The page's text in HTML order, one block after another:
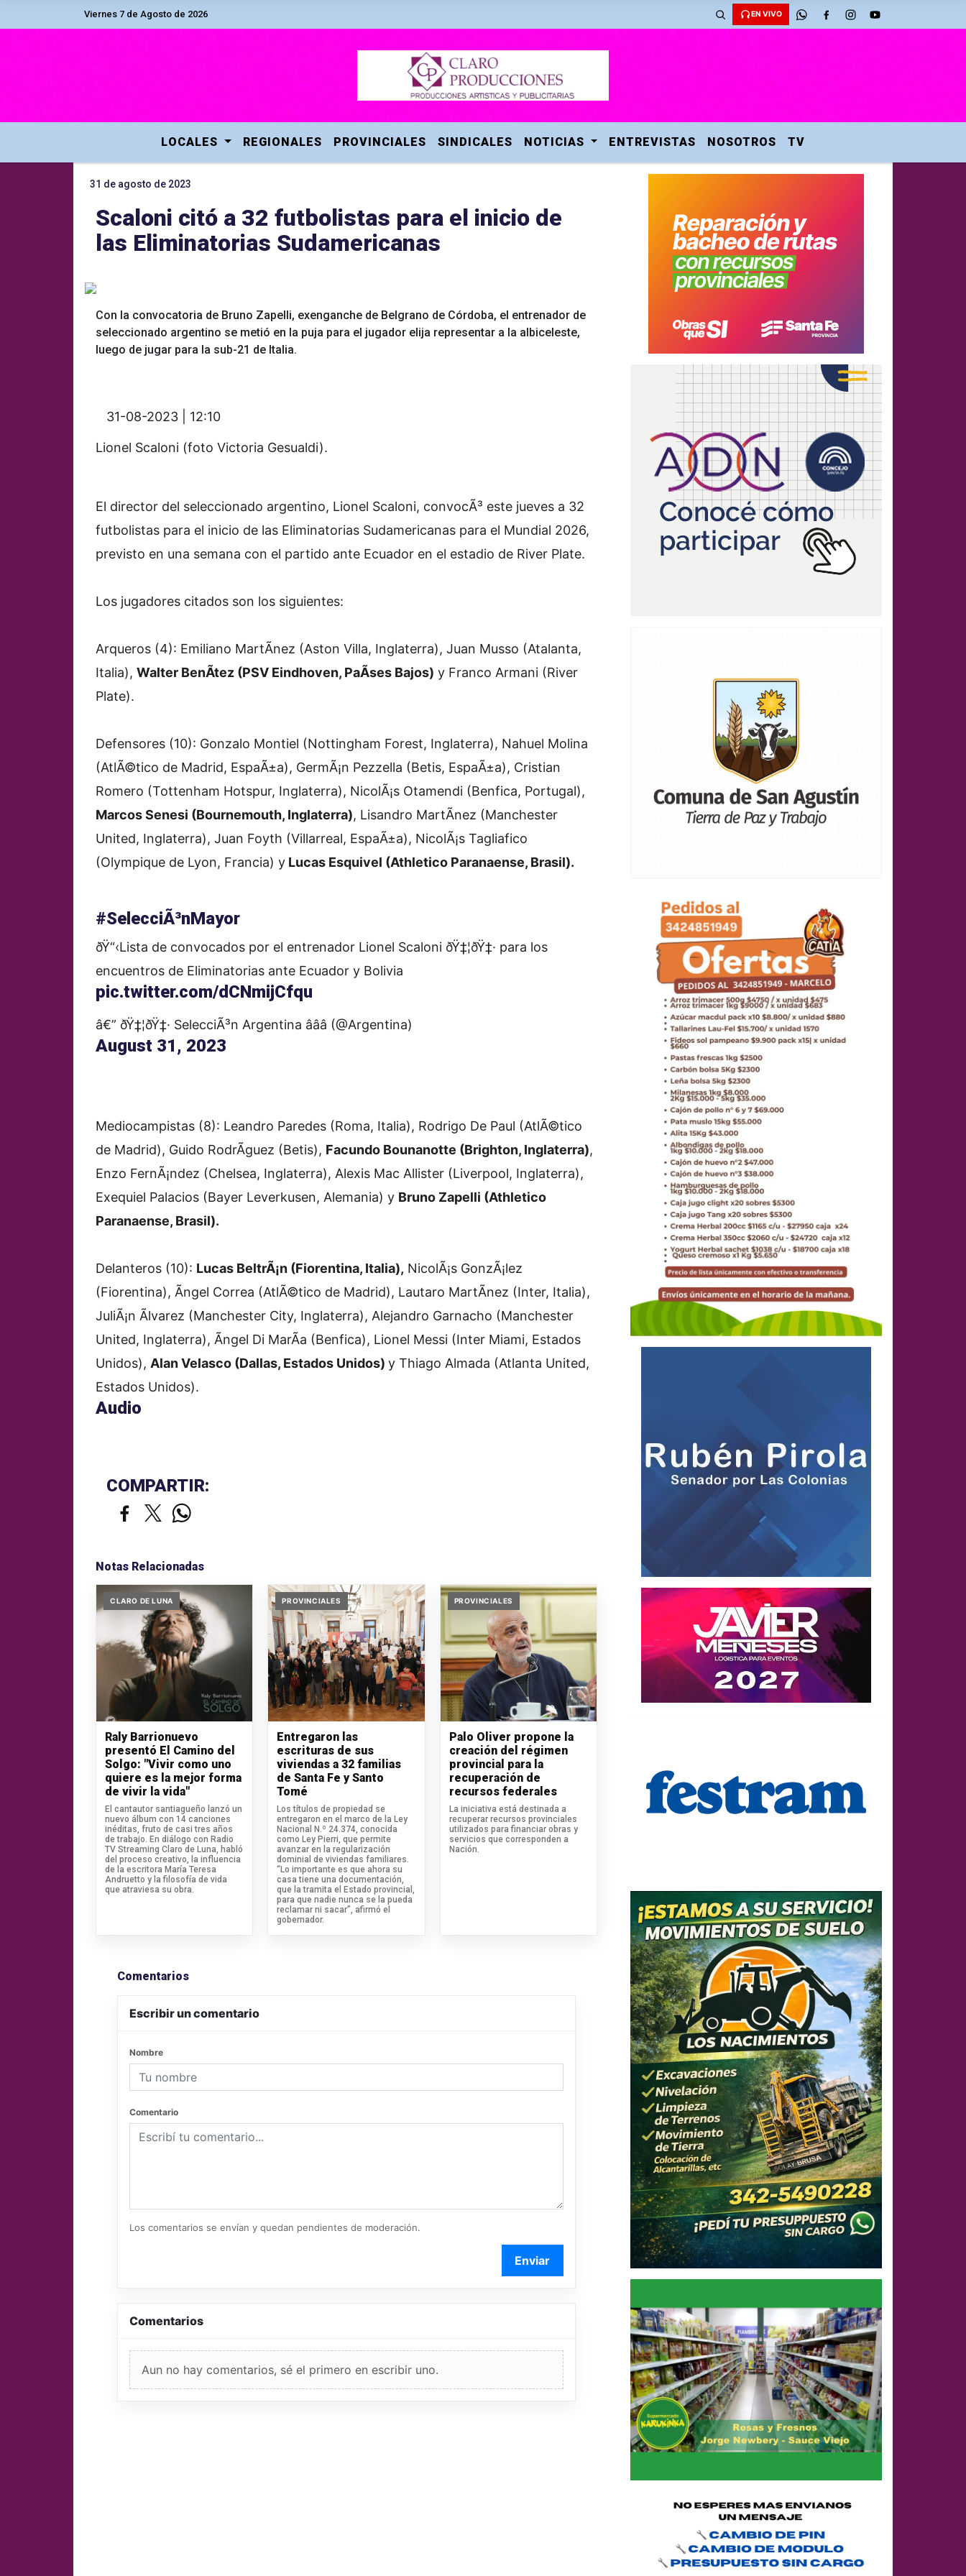
Viernes 7 de Agosto de 2026 EN VIVO
LOCALES REGIONALES PROVINCIALES SINDICALES NOTICIAS ENTREVISTAS NOSOTROS TV
31 de agosto de 2023
Scaloni citó a 32 futbolistas para el inicio de
las Eliminatorias Sudamericanas
Con la convocatoria de Bruno Zapelli, exenganche de Belgrano de Córdoba, el entrenador de
seleccionado argentino se metió en la puja para el jugador elija representar a la albiceleste,
luego de jugar para la sub-21 de Italia.
31-08-2023 | 12:10
Lionel Scaloni (foto Victoria Gesualdi).
El director del seleccionado argentino, Lionel Scaloni, convocÃ³ este jueves a 32
futbolistas para el inicio de las Eliminatorias Sudamericanas para el Mundial 2026,
previsto en una semana con el partido ante Ecuador en el estadio de River Plate.
Los jugadores citados son los siguientes:
Arqueros (4): Emiliano MartÃ­nez (Aston Villa, Inglaterra), Juan Musso (Atalanta,
Italia), Walter BenÃ­tez (PSV Eindhoven, PaÃ­ses Bajos) y Franco Armani (River
Plate).
Defensores (10): Gonzalo Montiel (Nottingham Forest, Inglaterra), Nahuel Molina
(AtlÃ©tico de Madrid, EspaÃ±a), GermÃ¡n Pezzella (Betis, EspaÃ±a), Cristian
Romero (Tottenham Hotspur, Inglaterra), NicolÃ¡s Otamendi (Benfica, Portugal),
Marcos Senesi (Bournemouth, Inglaterra), Lisandro MartÃ­nez (Manchester
United, Inglaterra), Juan Foyth (Villarreal, EspaÃ±a), NicolÃ¡s Tagliafico
(Olympique de Lyon, Francia) y Lucas Esquivel (Athletico Paranaense, Brasil).
#SelecciÃ³nMayor
ðŸ“‹Lista de convocados por el entrenador Lionel Scaloni ðŸ‡¦ðŸ‡· para los
encuentros de Eliminatorias ante Ecuador y Bolivia
pic.twitter.com/dCNmijCfqu
â€” ðŸ‡¦ðŸ‡· SelecciÃ³n Argentina â­â­â­ (@Argentina)
August 31, 2023
Mediocampistas (8): Leandro Paredes (Roma, Italia), Rodrigo De Paul (AtlÃ©tico
de Madrid), Guido RodrÃ­guez (Betis), Facundo Bounanotte (Brighton, Inglaterra),
Enzo FernÃ¡ndez (Chelsea, Inglaterra), Alexis Mac Allister (Liverpool, Inglaterra),
Exequiel Palacios (Bayer Leverkusen, Alemania) y Bruno Zapelli (Athletico
Paranaense, Brasil).
Delanteros (10): Lucas BeltrÃ¡n (Fiorentina, Italia), NicolÃ¡s GonzÃ¡lez
(Fiorentina), Ãngel Correa (AtlÃ©tico de Madrid), Lautaro MartÃ­nez (Inter, Italia),
JuliÃ¡n Ãlvarez (Manchester City, Inglaterra), Alejandro Garnacho (Manchester
United, Inglaterra), Ãngel Di MarÃ­a (Benfica), Lionel Messi (Inter Miami, Estados
Unidos), Alan Velasco (Dallas, Estados Unidos) y Thiago Almada (Atlanta United,
Estados Unidos).
Audio
COMPARTIR:
Notas Relacionadas
CLARO DE LUNA
Raly Barrionuevo
presentó El Camino del
Solgo: "Vivir como uno
quiere es la mejor forma
de vivir la vida"
El cantautor santiagueño lanzó un
nuevo álbum con 14 canciones
inéditas, fruto de casi tres años
de trabajo. En diálogo con Radio
TV Streaming Claro de Luna, habló
del proceso creativo, la influencia
de la escritora María Teresa
Andruetto y la filosofía de vida
que atraviesa su obra.
PROVINCIALES
Entregaron las
escrituras de sus
viviendas a 32 familias
de Santa Fe y Santo
Tomé
Los títulos de propiedad se
entregaron en el marco de la Ley
Nacional N.º 24.374, conocida
como Ley Pierri, que permite
avanzar en la regularización
dominial de viviendas familiares.
“Lo importante es que ahora su
casa tiene una documentación,
que la tramita el Estado provincial,
para que nadie nunca se la pueda
reclamar ni sacar”, afirmó el
gobernador.
PROVINCIALES
Palo Oliver propone la
creación del régimen
provincial para la
recuperación de
recursos federales
La iniciativa está destinada a
recuperar recursos provinciales
utilizados para financiar obras y
servicios que corresponden a
Nación.
Comentarios
Escribir un comentario
Nombre
Comentario
Los comentarios se envían y quedan pendientes de moderación.
Enviar
Comentarios
Aun no hay comentarios, sé el primero en escribir uno.